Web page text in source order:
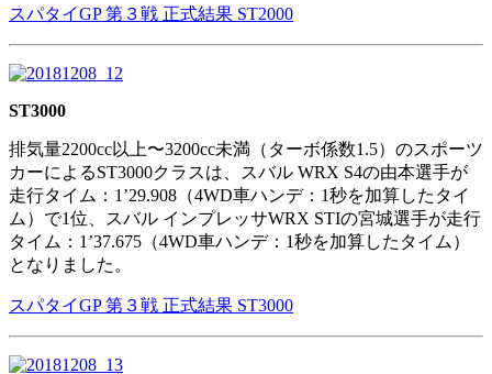
スパタイGP 第３戦 正式結果 ST2000
ST3000
排気量2200cc以上〜3200cc未満（ターボ係数1.5）のスポーツ
カーによるST3000クラスは、スバル WRX S4の由本選手が
走行タイム：1’29.908（4WD車ハンデ：1秒を加算したタイ
ム）で1位、スバル インプレッサWRX STIの宮城選手が走行
タイム：1’37.675（4WD車ハンデ：1秒を加算したタイム）
となりました。
スパタイGP 第３戦 正式結果 ST3000